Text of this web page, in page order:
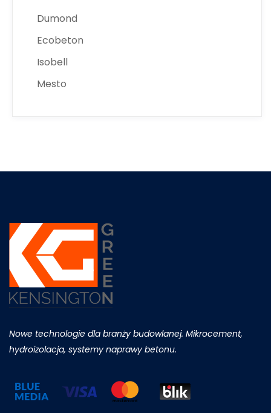
Dumond
Ecobeton
Isobell
Mesto
Nowe technologie dla branży budowlanej. Mikrocement,
hydroizolacja, systemy naprawy betonu.